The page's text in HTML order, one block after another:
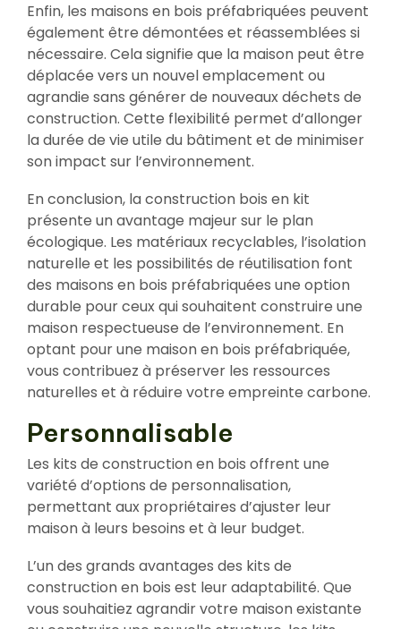
Enfin, les maisons en bois préfabriquées peuvent
également être démontées et réassemblées si
nécessaire. Cela signifie que la maison peut être
déplacée vers un nouvel emplacement ou
agrandie sans générer de nouveaux déchets de
construction. Cette flexibilité permet d’allonger
la durée de vie utile du bâtiment et de minimiser
son impact sur l’environnement.
En conclusion, la construction bois en kit
présente un avantage majeur sur le plan
écologique. Les matériaux recyclables, l’isolation
naturelle et les possibilités de réutilisation font
des maisons en bois préfabriquées une option
durable pour ceux qui souhaitent construire une
maison respectueuse de l’environnement. En
optant pour une maison en bois préfabriquée,
vous contribuez à préserver les ressources
naturelles et à réduire votre empreinte carbone.
Personnalisable
Les kits de construction en bois offrent une
variété d’options de personnalisation,
permettant aux propriétaires d’ajuster leur
maison à leurs besoins et à leur budget.
L’un des grands avantages des kits de
construction en bois est leur adaptabilité. Que
vous souhaitiez agrandir votre maison existante